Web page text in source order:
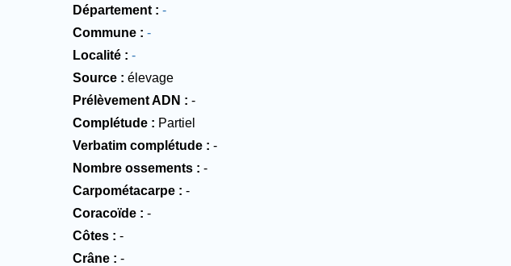
Département
-
Commune
-
Localité
-
Source
élevage
Prélèvement ADN
-
Complétude
Partiel
Verbatim complétude
-
Nombre ossements
-
Carpométacarpe
-
Coracoïde
-
Côtes
-
Crâne
-